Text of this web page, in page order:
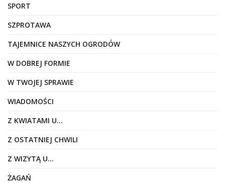
SPORT
SZPROTAWA
TAJEMNICE NASZYCH OGRODÓW
W DOBREJ FORMIE
W TWOJEJ SPRAWIE
WIADOMOŚCI
Z KWIATAMI U…
Z OSTATNIEJ CHWILI
Z WIZYTĄ U…
ŻAGAŃ